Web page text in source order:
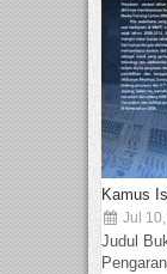
Kamus
Jul
Judul